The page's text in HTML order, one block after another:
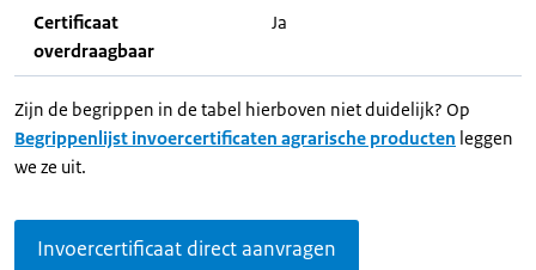
Certificaat
overdraagbaar
Ja
Zijn de begrippen in de tabel hierboven niet duidelijk? Op
Begrippenlijst invoercertificaten agrarische producten leggen
we ze uit.
Invoercertificaat direct aanvragen